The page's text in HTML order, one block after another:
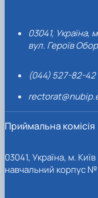
03041, Україна,
вул. Героїв
(044) 527-82-42
Приймальна комісія
03041, Україна, м.
навчальний корпус №